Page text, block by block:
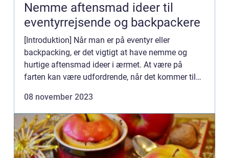
Nemme aftensmad ideer til
eventyrrejsende og backpackere
[Introduktion] Når man er på eventyr eller
backpacking, er det vigtigt at have nemme og
hurtige aftensmad ideer i ærmet. At være på
farten kan være udfordrende, når det kommer til
nemt tilfredsstille sin sul...
08 november 2023